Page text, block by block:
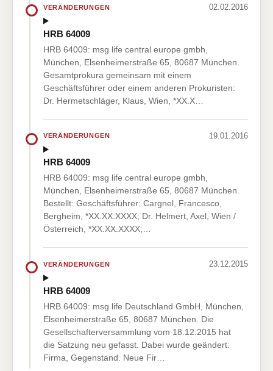
VERÄNDERUNGEN 02.02.2016
HRB 64009
HRB 64009: msg life central europe gmbh,
München, Elsenheimerstraße 65, 80687 München.
Gesamtprokura gemeinsam mit einem
Geschäftsführer oder einem anderen Prokuristen:
Dr. Hermetschläger, Klaus, Wien, *XX.X…
VERÄNDERUNGEN 19.01.2016
HRB 64009
HRB 64009: msg life central europe gmbh,
München, Elsenheimerstraße 65, 80687 München.
Bestellt: Geschäftsführer: Cargnel, Francesco,
Bergheim, *XX.XX.XXXX; Dr. Helmert, Axel, Wien /
Österreich, *XX.XX.XXXX;…
VERÄNDERUNGEN 23.12.2015
HRB 64009
HRB 64009: msg life Deutschland GmbH, München,
Elsenheimerstraße 65, 80687 München. Die
Gesellschafterversammlung vom 18.12.2015 hat
die Satzung neu gefasst. Dabei wurde geändert:
Firma, Gegenstand. Neue Fir…